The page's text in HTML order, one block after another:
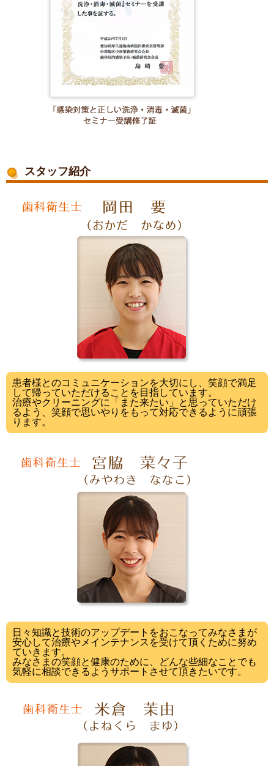
スタッフ紹介
患者様とのコミュニケーションを大切にし、笑顔で満足
して帰っていただけることを目指しています。
治療やクリーニングに「また来たい」と思っていただけ
るよう、笑顔で思いやりをもって対応できるように頑張
ります。
日々知識と技術のアップデートをおこなってみなさまが
安心して治療やメインテナンスを受けて頂くために努め
ていきます。
みなさまの笑顔と健康のために、どんな些細なことでも
気軽に相談できるようサポートさせて頂きたいです。